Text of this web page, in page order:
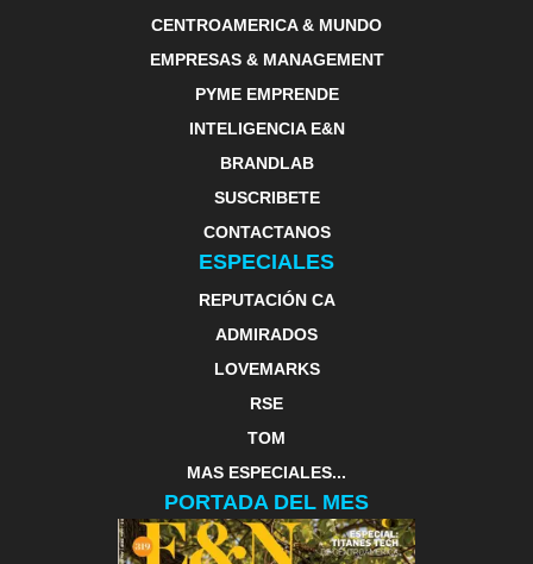
CENTROAMERICA & MUNDO
EMPRESAS & MANAGEMENT
PYME EMPRENDE
INTELIGENCIA E&N
BRANDLAB
SUSCRIBETE
CONTACTANOS
ESPECIALES
REPUTACIÓN CA
ADMIRADOS
LOVEMARKS
RSE
TOM
MAS ESPECIALES...
PORTADA DEL MES